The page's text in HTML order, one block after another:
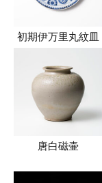
初期伊万里丸紋皿
唐白磁壷